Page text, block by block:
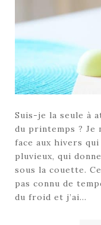
Suis-je la seule à
du printemps ? Je
face aux hivers
pluvieux, qui
sous la couette.
pas connu de
du froid et j’ai…